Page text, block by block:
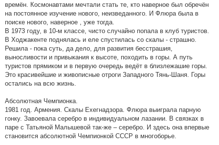
времён. Космонавтами мечтали стать те, кто наверное был обречён
на постоянное изучение нового, неизведанного. И Флюра была в
поиске нового, наверное , уже тогда.
В 1973 году, в 10-м классе, чисто случайно попала в клуб туристов.
В Ходжакенте поднялась и еле спустилась со скалы - страшно.
Решила - пока суть, да дело, для развития бесстрашия,
выносливости и привыкания к высоте, походить в горы. А путь
туристов прямиком и в первую очередь ведёт в близлежашие горы.
Это красивейшие и живописные отроги Западного Тянь-Шаня. Горы
остались на всю жизнь.
Абсолютная Чемпионка.
1981 год. Армения. Скалы Ехегнадзора. Флюра выиграла парную
гонку. Завоевала серебро в индивидуальном лазании. В связках в
паре с Татьяной Малышевой так-же – серебро. И здесь она впервые
становится абсолютной Чемпионкой СССР в многоборье.